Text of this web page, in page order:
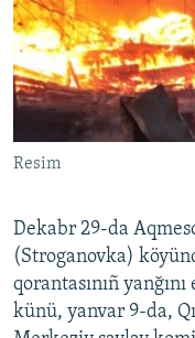
BLOGLAR
FİKİR
Русский
Українською
RFE/RS bütün
Resim
Dekabr 29-da
(Stroganovka)
qorantasınıñ
künü, yanvar 9-da,